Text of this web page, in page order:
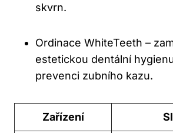
skvrn.
Ordinace WhiteTeeth –
estetickou dentální
prevenci zubního kazu.
Zařízení